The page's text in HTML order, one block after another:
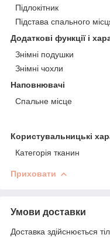
Підлокітник
Підстава спального
Додаткові функції і
Знімні подушки
Знімні чохли
Наповнювачі
Спальне місце
Користувальницькі
Категорія тканин
Приховати
Умови доставки
Доставка здійснюється